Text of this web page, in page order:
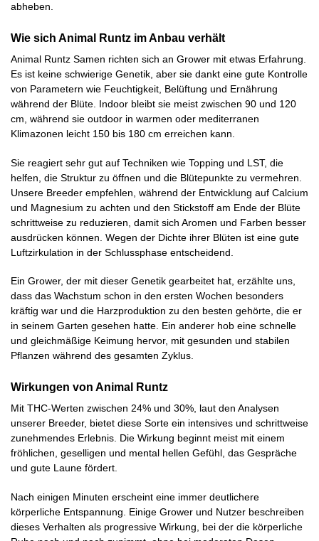
abheben.
Wie sich Animal Runtz im Anbau verhält
Animal Runtz Samen richten sich an Grower mit etwas Erfahrung.
Es ist keine schwierige Genetik, aber sie dankt eine gute Kontrolle
von Parametern wie Feuchtigkeit, Belüftung und Ernährung
während der Blüte. Indoor bleibt sie meist zwischen 90 und 120
cm, während sie outdoor in warmen oder mediterranen
Klimazonen leicht 150 bis 180 cm erreichen kann.
Sie reagiert sehr gut auf Techniken wie Topping und LST, die
helfen, die Struktur zu öffnen und die Blütepunkte zu vermehren.
Unsere Breeder empfehlen, während der Entwicklung auf Calcium
und Magnesium zu achten und den Stickstoff am Ende der Blüte
schrittweise zu reduzieren, damit sich Aromen und Farben besser
ausdrücken können. Wegen der Dichte ihrer Blüten ist eine gute
Luftzirkulation in der Schlussphase entscheidend.
Ein Grower, der mit dieser Genetik gearbeitet hat, erzählte uns,
dass das Wachstum schon in den ersten Wochen besonders
kräftig war und die Harzproduktion zu den besten gehörte, die er
in seinem Garten gesehen hatte. Ein anderer hob eine schnelle
und gleichmäßige Keimung hervor, mit gesunden und stabilen
Pflanzen während des gesamten Zyklus.
Wirkungen von Animal Runtz
Mit THC-Werten zwischen 24% und 30%, laut den Analysen
unserer Breeder, bietet diese Sorte ein intensives und schrittweise
zunehmendes Erlebnis. Die Wirkung beginnt meist mit einem
fröhlichen, geselligen und mental hellen Gefühl, das Gespräche
und gute Laune fördert.
Nach einigen Minuten erscheint eine immer deutlichere
körperliche Entspannung. Einige Grower und Nutzer beschreiben
dieses Verhalten als progressive Wirkung, bei der die körperliche